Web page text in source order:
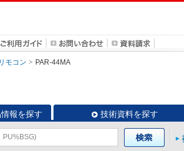
モコン PAR-44MA
報を探す 技術資料を探す